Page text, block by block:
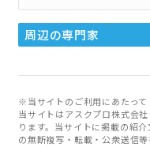
周辺の専門家
※当サイトのご利用にあたって
当サイトはアスクプロ株式会
ります。当サイトに掲載の紹
の無断複写・転載・公衆送信